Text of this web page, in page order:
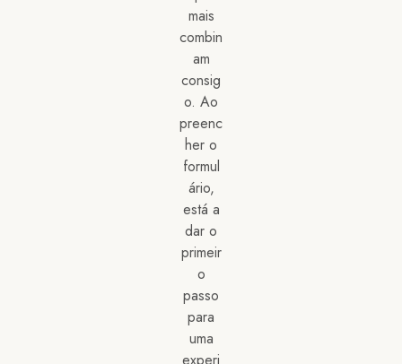
mais
combin
am
consig
o. Ao
preenc
her o
formul
ário,
está a
dar o
primeir
o
passo
para
uma